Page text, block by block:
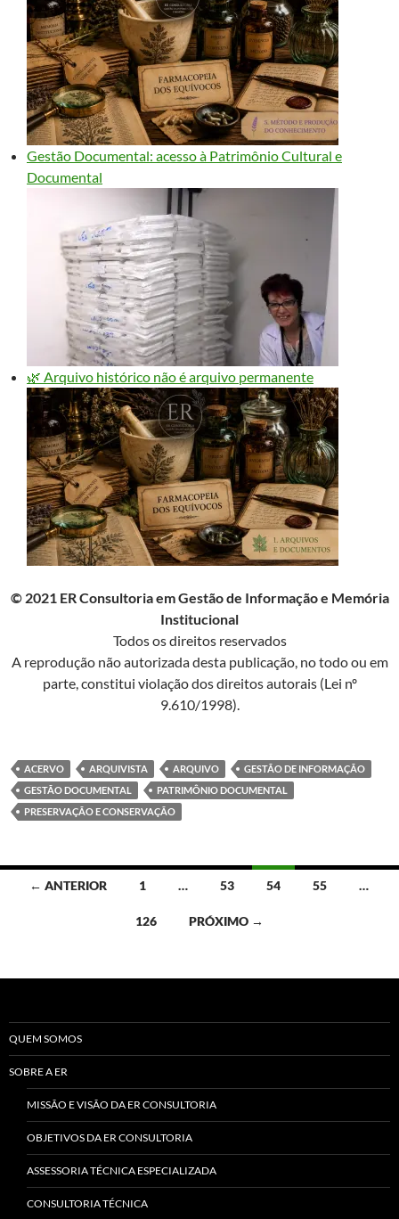
Gestão Documental: acesso à Patrimônio Cultural e
Documental
🌿 Arquivo histórico não é arquivo permanente
© 2021 ER Consultoria em Gestão de Informação e Memória
Institucional
Todos os direitos reservados
A reprodução não autorizada desta publicação, no todo ou em
parte, constitui violação dos direitos autorais (Lei nº
9.610/1998).
ACERVO ARQUIVISTA ARQUIVO
GESTÃO DE INFORMAÇÃO
GESTÃO DOCUMENTAL
PATRIMÔNIO DOCUMENTAL
PRESERVAÇÃO E CONSERVAÇÃO
Navegação
← ANTERIOR 1 … 53 54 55 …
126 PRÓXIMO →
QUEM SOMOS
SOBRE A ER
MISSÃO E VISÃO DA ER CONSULTORIA
OBJETIVOS DA ER CONSULTORIA
ASSESSORIA TÉCNICA ESPECIALIZADA
CONSULTORIA TÉCNICA